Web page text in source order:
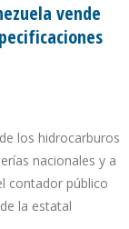
vende
los hidrocarburos
nacionales y a
contador público
la estatal